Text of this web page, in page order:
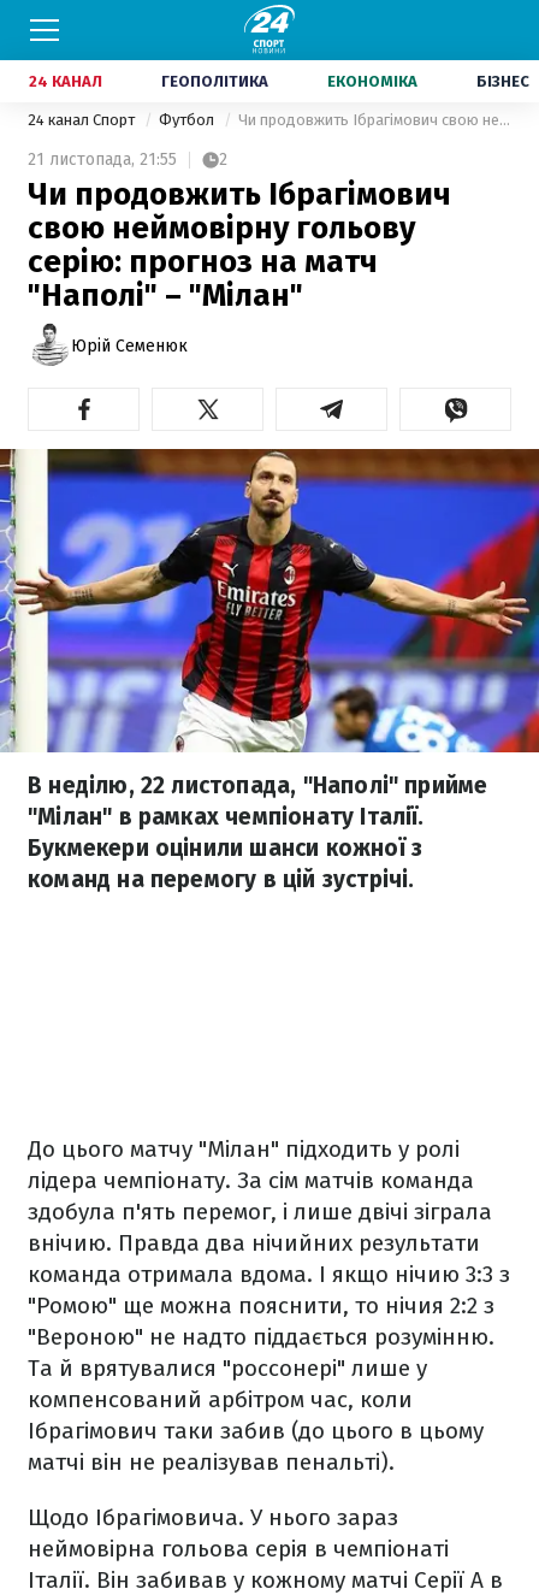
24 КАНАЛ ГЕОПОЛІТИКА ЕКОНОМІКА БІЗНЕС
24 канал Спорт Футбол Чи продовжить Ібрагімович свою неймовірну гольову серію: прогноз на матч "Наполі" – "Мілан"
21 листопада, 21:55 2
Чи продовжить Ібрагімович
свою неймовірну гольову
серію: прогноз на матч
"Наполі" – "Мілан"
Юрій Семенюк
В неділю, 22 листопада, "Наполі" прийме
"Мілан" в рамках чемпіонату Італії.
Букмекери оцінили шанси кожної з
команд на перемогу в цій зустрічі.
До цього матчу "Мілан" підходить у ролі
лідера чемпіонату. За сім матчів команда
здобула п'ять перемог, і лише двічі зіграла
внічию. Правда два нічийних результати
команда отримала вдома. І якщо нічию 3:3 з
"Ромою" ще можна пояснити, то нічия 2:2 з
"Вероною" не надто піддається розумінню.
Та й врятувалися "россонері" лише у
компенсований арбітром час, коли
Ібрагімович таки забив (до цього в цьому
матчі він не реалізував пенальті).
Щодо Ібрагімовича. У нього зараз
неймовірна гольова серія в чемпіонаті
Італії. Він забивав у кожному матчі Серії A в